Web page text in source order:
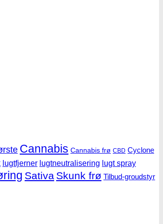
Cannabis Cannabis frø CBD Cyclone
lugtfjerner lugtneutralisering lugt spray
Sativa Skunk frø Tilbud-groudstyr